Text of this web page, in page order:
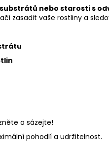
nebo starosti s
zasadit vaše rostliny a
a sázejte!
pohodlí a udržitelnost.